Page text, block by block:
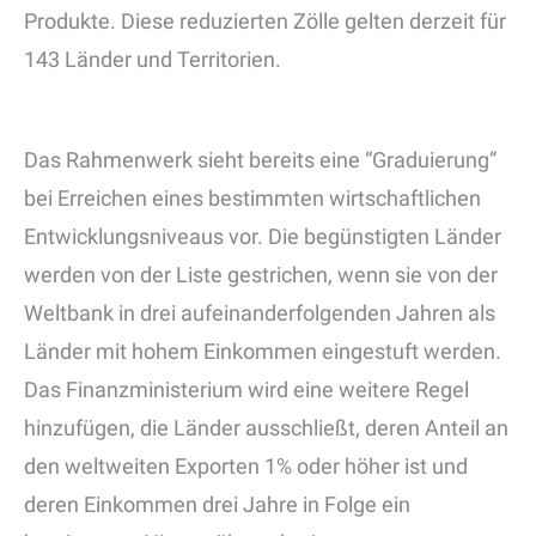
Produkte. Diese reduzierten Zölle gelten derzeit für
143 Länder und Territorien.
Das Rahmenwerk sieht bereits eine “Graduierung”
bei Erreichen eines bestimmten wirtschaftlichen
Entwicklungsniveaus vor. Die begünstigten Länder
werden von der Liste gestrichen, wenn sie von der
Weltbank in drei aufeinanderfolgenden Jahren als
Länder mit hohem Einkommen eingestuft werden.
Das Finanzministerium wird eine weitere Regel
hinzufügen, die Länder ausschließt, deren Anteil an
den weltweiten Exporten 1% oder höher ist und
deren Einkommen drei Jahre in Folge ein